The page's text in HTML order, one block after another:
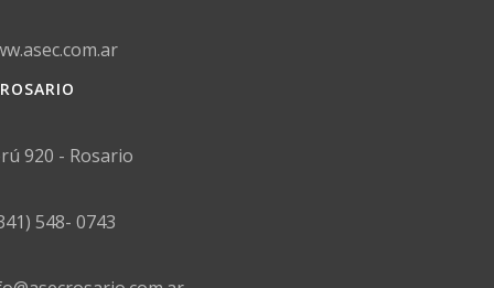
ROSARIO
920 - Rosario
548- 0743